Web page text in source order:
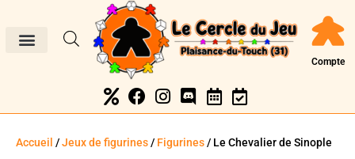
Compte
Accueil /Jeux de figurines/ Figurines/ Le Chevalier de Sinople